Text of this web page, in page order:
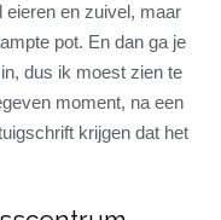
eieren en zuivel, maar
pot. En dan ga je
dus ik moest zien te
moment, na een
krijgen dat het